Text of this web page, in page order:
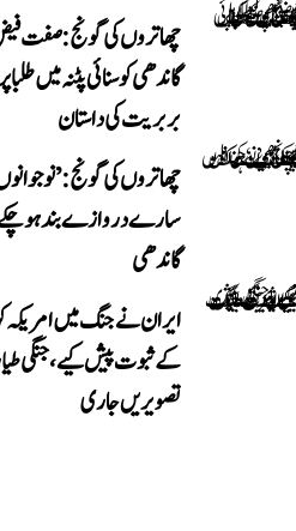
چھاتروں کی گونج: صفت
گاندھی کو سنائی پٹنہ میں
بربریت کی داستان
چھاتروں کی گونج:
سارے دروازے بند ہو
گاندھی
ایران نے جنگ میں
کے ثبوت پیش کیے، جنگی
تصویریں جاری